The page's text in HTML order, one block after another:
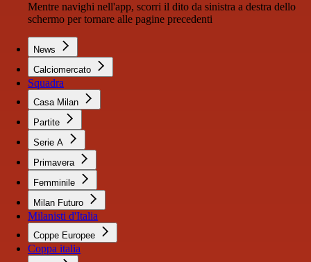
Mentre navighi nell'app, scorri il dito da sinistra a destra dello
schermo per tornare alle pagine precedenti
News
Calciomercato
Squadra
Casa Milan
Partite
Serie A
Primavera
Femminile
Milan Futuro
Milanisti d'Italia
Coppe Europee
Coppa italia